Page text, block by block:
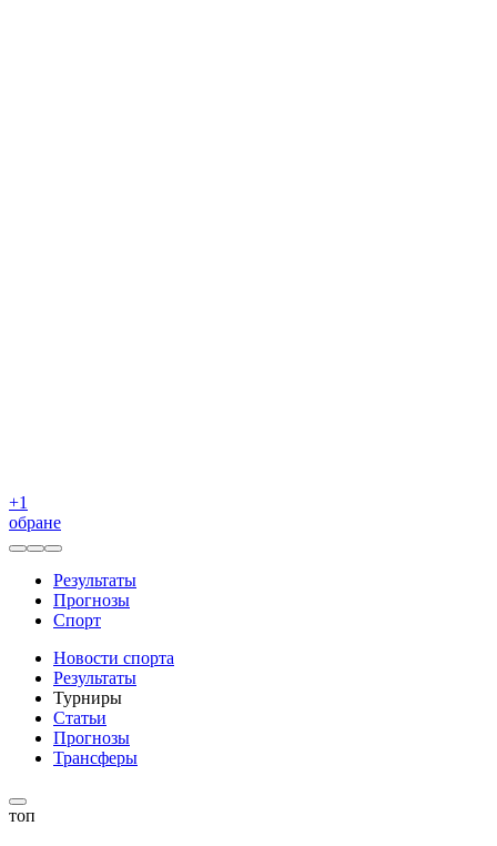
+1
обране
Результаты
Прогнозы
Спорт
Новости спорта
Результаты
Турниры
Статьи
Прогнозы
Трансферы
топ